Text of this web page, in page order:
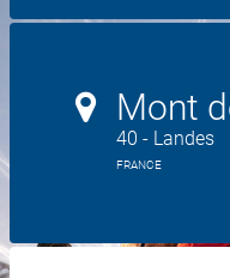
Mont
40 - Landes
FRANCE